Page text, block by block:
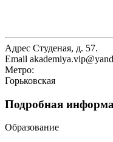
Адрес Студеная, д. 57.
Email
Метро:
Горьковская
Подробная
Образование